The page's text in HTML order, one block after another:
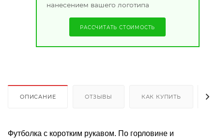
нанесением вашего логотипа
РАССЧИТАТЬ СТОИМОСТЬ
ОПИСАНИЕ ОТЗЫВЫ КАК КУПИТЬ
Футболка с коротким рукавом. По горловине и